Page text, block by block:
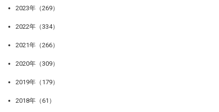
2023年（269）
2022年（334）
2021年（266）
2020年（309）
2019年（179）
2018年（61）